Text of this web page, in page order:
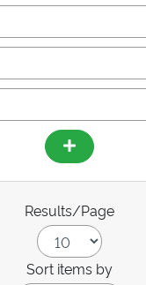
Results/Page
Sort items by